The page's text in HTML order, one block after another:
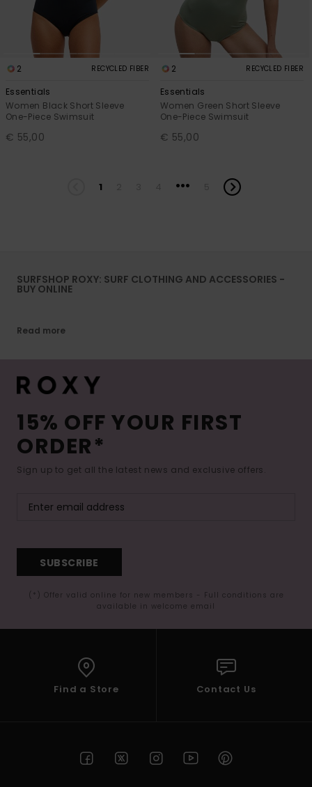
2 RECYCLED FIBER
Essentials
Women Black Short Sleeve
One-Piece Swimsuit
€ 55,00
2 RECYCLED FIBER
Essentials
Women Green Short Sleeve
One-Piece Swimsuit
€ 55,00
1 ...
SURFSHOP ROXY: SURF CLOTHING AND ACCESSORIES -
BUY ONLINE
Read more
15% OFF YOUR FIRST
ORDER*
Sign up to get all the latest news and exclusive offers.
SUBSCRIBE
(*) Offer valid online for new members - Full conditions are
available in welcome email
Find a Store Contact Us